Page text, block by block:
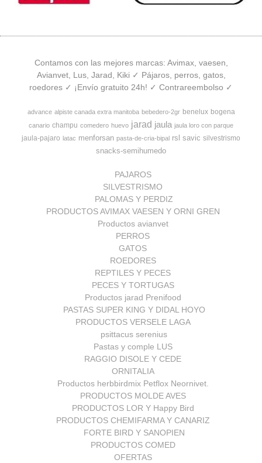
Contamos con las mejores marcas: Avimax, vaesen,
Avianvet, Lus, Jarad, Kiki ✓ Pájaros, perros, gatos,
roedores ✓ ¡Envío gratuito 24h! ✓ Contrareembolso ✓
advance alpiste canada extra manitoba bebedero-2gr benelux bogena
canario champu comedero huevo jarad jaula jaula loro con parque
jaula-pajaro latac menforsan pasta-de-cria-bipal rsl savic silvestrismo
snacks-semihumedo
PAJAROS
SILVESTRISMO
PALOMAS Y PERDIZ
PRODUCTOS AVIMAX VAESEN Y ORNI GREN
Productos avianvet
PERROS
GATOS
ROEDORES
REPTILES Y PECES
PECES Y TORTUGAS
Productos jarad Prenifood
PASTAS SUPER KING Y DIDAL HOYO
PRODUCTOS VERSELE LAGA
psittacus serenius
Pastas y comple LUS
RAGGIO DISOLE Y CEDE
ORNITALIA
Productos herbbirdmix Petflox Neornivet.
PRODUCTOS MOLDE AVES
PRODUCTOS LOR Y Happy Bird
PRODUCTOS CHEMIFARMA Y CANARIZ
FORTE BIRD Y SANOPIEN
PRODUCTOS COMED
OFERTAS